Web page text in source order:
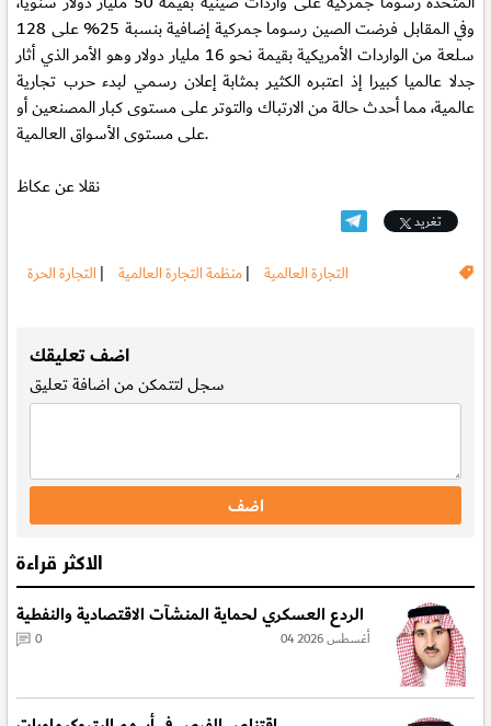
وفي المقابل فرضت الصين رسوما جمركية إضافية بنسبة 25% على 128
سلعة من الواردات الأمريكية بقيمة نحو 16 مليار دولار وهو الأمر الذي أثار
جدلا عالميا كبيرا إذ اعتبره الكثير بمثابة إعلان رسمي لبدء حرب تجارية
عالمية، مما أحدث حالة من الارتباك والتوتر على مستوى كبار المصنعين أو
على مستوى الأسواق العالمية.
نقلا عن عكاظ
تغريد
التجارة العالمية |منظمة التجارة العالمية | التجارة الحرة
اضف تعليقك
سجللتتمكن من اضافة تعليق
الاكثر قراءة
الردع العسكري لحماية المنشآت الاقتصادية والنفطية
04 أغسطس 2026 0